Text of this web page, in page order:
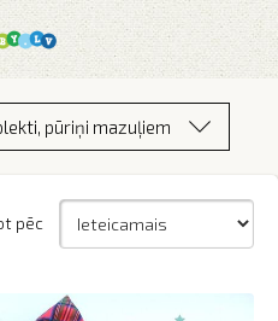
> Komplekti, pūriņi mazuļiem
pēc